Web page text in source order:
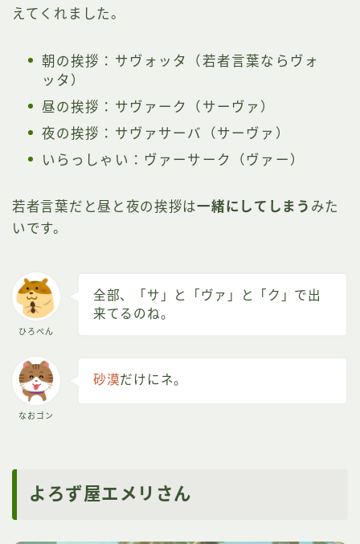
えてくれました。
朝の挨拶：サヴォッタ（若者言葉ならヴォ
ッタ）
昼の挨拶：サヴァーク（サーヴァ）
夜の挨拶：サヴァサーバ（サーヴァ）
いらっしゃい：ヴァーサーク（ヴァー）
若者言葉だと昼と夜の挨拶は一緒にしてしまう みた
いです。
ひろぺん
全部、「サ」と「ヴァ」と「ク」で出
来てるのね。
なおゴン
砂漠だけにネ。
よろず屋エメリさん